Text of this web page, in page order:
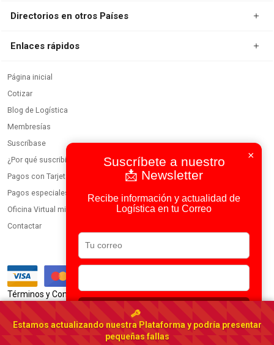
×
Suscríbete a nuestro
📩 Newsletter
Recibe información y actualidad de
Logística en tu Correo
Suscribirse
Directorios en otros Países
Enlaces rápidos
Página inicial
Cotizar
Blog de Logística
Membresías
Suscríbase
¿Por qué suscribirse?
Pagos con Tarjeta
Pagos especiales
Oficina Virtual miembros
Contactar
Términos y Condiciones|Política de Privacidad
Usamos IA en todos nuestros procesos
Portal Logístico Latinoamericano
Estamos actualizando nuestra Plataforma y podría presentar
pequeñas fallas